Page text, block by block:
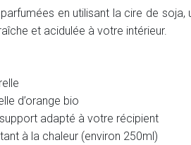
en utilisant la cire de
et acidulée à votre intérieur.
d’orange bio
adapté à votre récipient
à la chaleur (environ 250ml)